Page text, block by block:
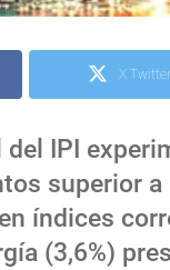
X Twitter
del IPI
superior
índices
(3,6%)